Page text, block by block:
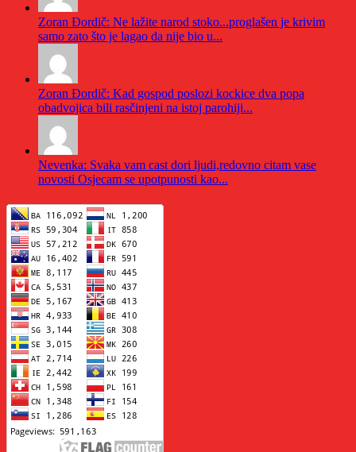
Zoran Đordič: Ne lažite narod stoko...proglašen je krivim
samo zato što je lagao da nije bio u...
Zoran Đordič: Kad gospod poslozi kockice dva popa
obadvojica bili rasčinjeni na istoj parohiji...
Nevenka: Svaka vam cast dori ljudi,redovno citam vase
novosti Osjecam se upotpunosti kao...